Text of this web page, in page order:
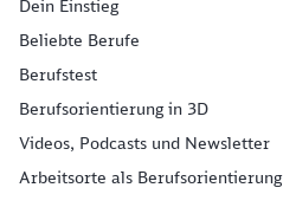
Dein Einstieg
Beliebte Berufe
Berufstest
Berufsorientierung in 3D
Videos, Podcasts und Newsletter
Arbeitsorte als Berufsorientierung